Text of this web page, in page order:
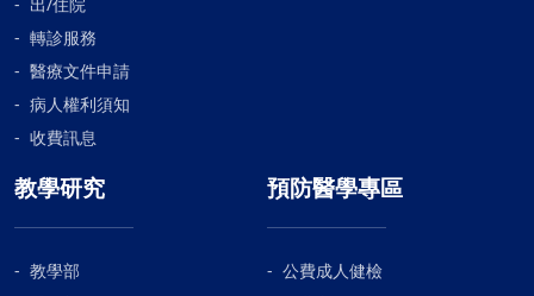
轉診服務
醫療文件申請
病人權利須知
收費訊息
教學研究
教學部
預防醫學專區
公費成人健檢